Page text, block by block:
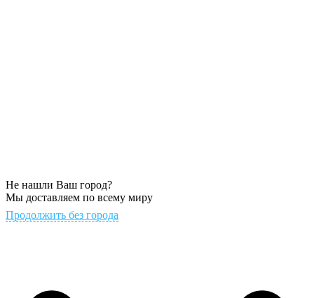
Не нашли Ваш город?
Мы доставляем по всему миру
Продолжить без города